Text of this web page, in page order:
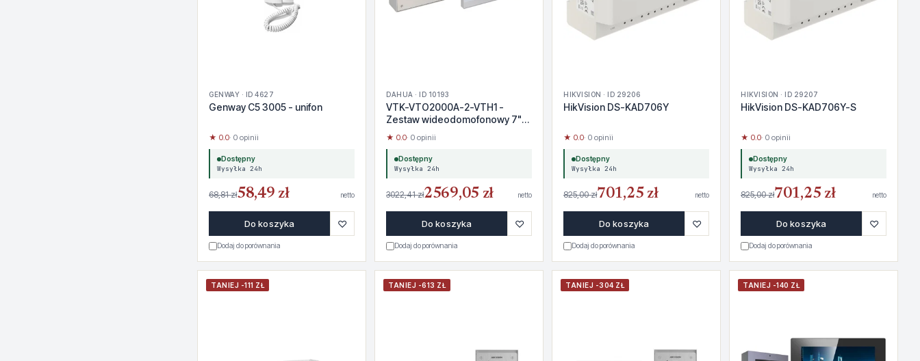
GENWAY · ID 4627
Genway C5 3005 - unifon
★ 0.0· 0 opinii
Dostępny
Wysyłka 24h
68,81 zł58,49 zł netto
Do koszyka ♡
Dodaj do porównania
DAHUA · ID 10193
VTK-VTO2000A-2-VTH1 -
Zestaw wideodomofonowy 7"
480p
★ 0.0· 0 opinii
Dostępny
Wysyłka 24h
3022,41 zł2569,05 zł netto
Do koszyka ♡
Dodaj do porównania
HIKVISION · ID 29206
HikVision DS-KAD706Y
★ 0.0· 0 opinii
Dostępny
Wysyłka 24h
825,00 zł701,25 zł netto
Do koszyka ♡
Dodaj do porównania
HIKVISION · ID 29207
HikVision DS-KAD706Y-S
★ 0.0· 0 opinii
Dostępny
Wysyłka 24h
825,00 zł701,25 zł netto
Do koszyka ♡
Dodaj do porównania
TANIEJ -111 ZŁ TANIEJ -613 ZŁ TANIEJ -304 ZŁ TANIEJ -140 ZŁ